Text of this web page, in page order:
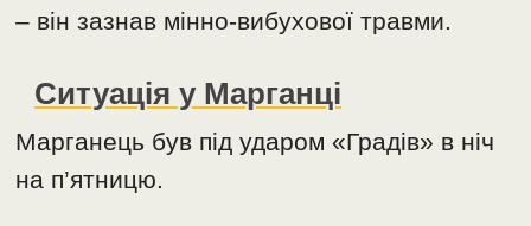
– він зазнав мінно-вибухової травми.
Ситуація у Марганці
Марганець був під ударом «Градів» в ніч
на п’ятницю.